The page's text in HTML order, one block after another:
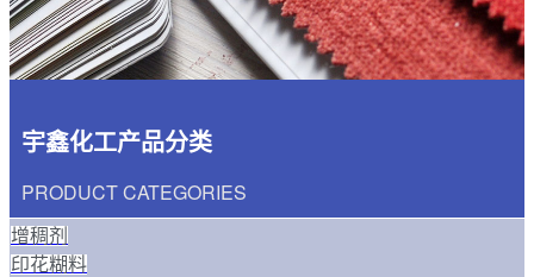
宇鑫化工产品分类
PRODUCT CATEGORIES
增稠剂
印花糊料